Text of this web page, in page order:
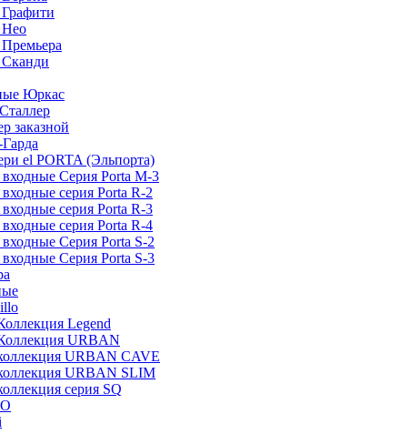
Нео
Юркас
заказной
el PORTA (Эльпорта)
Серия Porta M-3
серия Porta R-2
серия Porta R-3
серия Porta R-4
Серия Porta S-2
Серия Porta S-3
Legend
URBAN
URBAN CAVE
URBAN SLIM
серия SQ